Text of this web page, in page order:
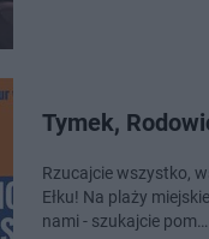
Tymek,
Rzucajcie wszystko,
Ełku! Na plaży
nami - szukajcie pom…